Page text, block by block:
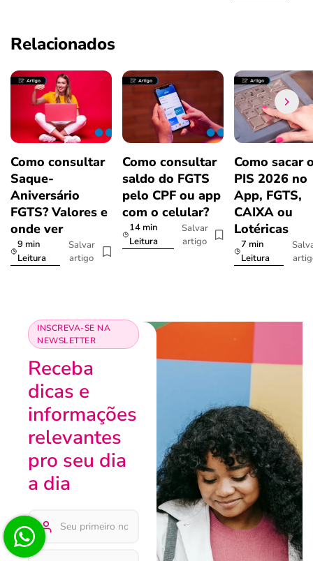
Relacionados
Como consultar
Saque-
Aniversário
FGTS? Valores e
onde ver
9 min
Leitura
Salvar
artigo
Como consultar
saldo do FGTS
pelo CPF ou app
com o celular?
14 min
Leitura
Salvar
artigo
Como sacar
PIS 2026 no
App, FGTS,
CAIXA ou
Lotéricas
7 min
Leitura
INSCREVA-SE NA
NEWSLETTER
Receba
dicas e
informações
relevantes
pro seu dia
a dia